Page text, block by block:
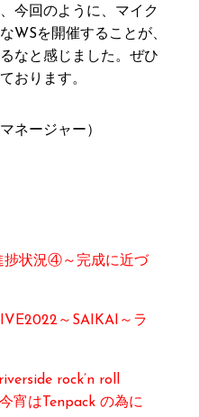
今回のように、マイク
WSを開催することが、
なと感じました。ぜひ
おります。
ネージャー）
捗状況④～完成に近づ
～SAIKAI～ラ
rock’n roll
宵はTenpack の為に